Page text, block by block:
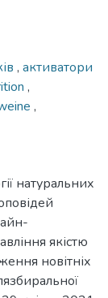
, активатори
,
,
натуральних
якістю
новітніх